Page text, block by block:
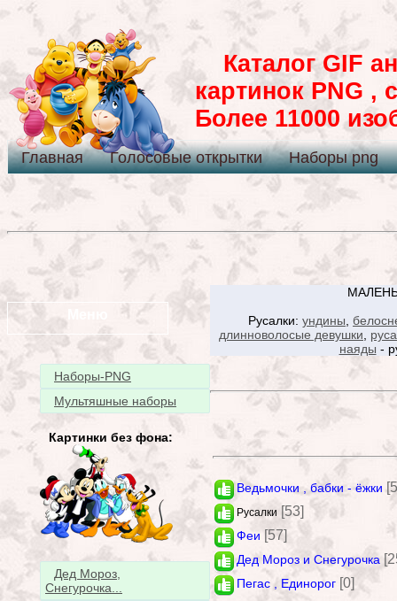
Каталог GIF
картинок PNG ,
Более 11000
Главная Голосовые открытки Наборы png
Наборы-PNG
Мультяшные наборы
Картинки без фона:
Дед Мороз,
Снегурочка...
Русалки: ундины
длинноволосые девушки
наяды -
Ведьмочки , бабки - ёжки
Русалки [53]
Феи [57]
Дед Мороз и Снегурочка
Пегас , Единорог [0]